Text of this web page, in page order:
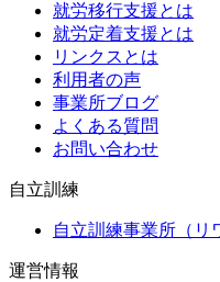
就労移行支援とは
就労定着支援とは
リンクスとは
利用者の声
事業所ブログ
よくある質問
お問い合わせ
自立訓練
自立訓練事業所（リ
運営情報